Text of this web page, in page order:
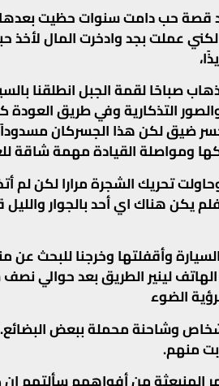
قصة حب دامت سنوات حظيت
عملت بجد وادخرت المال لأخذ
صباحًا لقمة الجبل انطلقنا
التذكارية وفي طريق
ضيق لكن هذا الجسركان
ومواصلة القيادة مهمة شاقة
تحريك الشجرة مرارا لكن لم
يكن هناك اي أحد بالجوار
وأقفلتها وخرجنا للبحث
لينير الطريق بعد حوالي
الضوء
وشاحنة محملة ببعض
منهم.